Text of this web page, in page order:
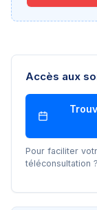
Accès aux
Pour faciliter
téléconsultation ?